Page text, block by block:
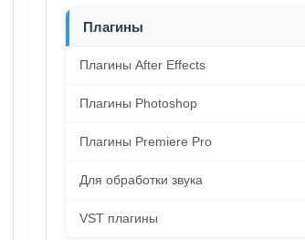
Плагины
Плагины After Effects
Плагины Photoshop
Плагины Premiere Pro
Для обработки звука
VST плагины